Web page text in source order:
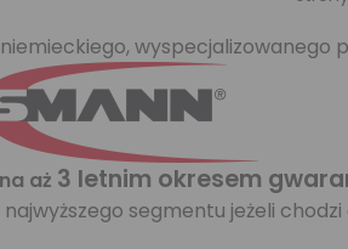
wyspecjalizowanego
aż 3 letnim okresem
segmentu jeżeli